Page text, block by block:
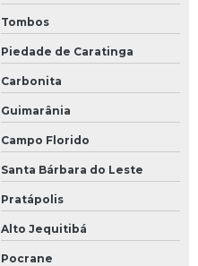
Tombos
Piedade de Caratinga
Carbonita
Guimarânia
Campo Florido
Santa Bárbara do Leste
Pratápolis
Alto Jequitibá
Pocrane